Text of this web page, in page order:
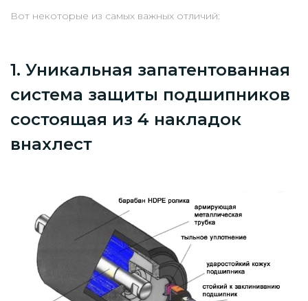
Вот некоторые из самых важных отличий:
1. Уникальная запатентованная
система защиты подшипников
состоящая из 4 накладок
внахлест